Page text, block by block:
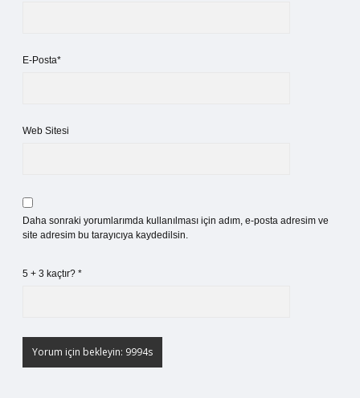
E-Posta*
Web Sitesi
Daha sonraki yorumlarımda kullanılması için adım, e-posta adresim ve
site adresim bu tarayıcıya kaydedilsin.
5 + 3 kaçtır? *